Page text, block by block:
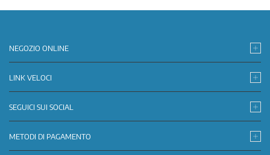
NEGOZIO ONLINE
LINK VELOCI
SEGUICI SUI SOCIAL
METODI DI PAGAMENTO